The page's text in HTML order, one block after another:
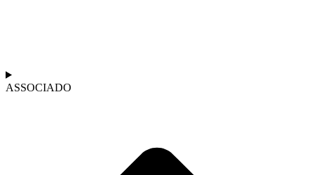
ASSOCIADO